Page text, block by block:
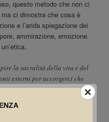
questo metodo che non ci
ci dimostra che cosa è
e l’arida spiegazione dei
ammirazione, emozione.
la sacralità della vita e del
esterni per accorgerci che
a morire per difenderli. Se
del nostro amore per
della nostra